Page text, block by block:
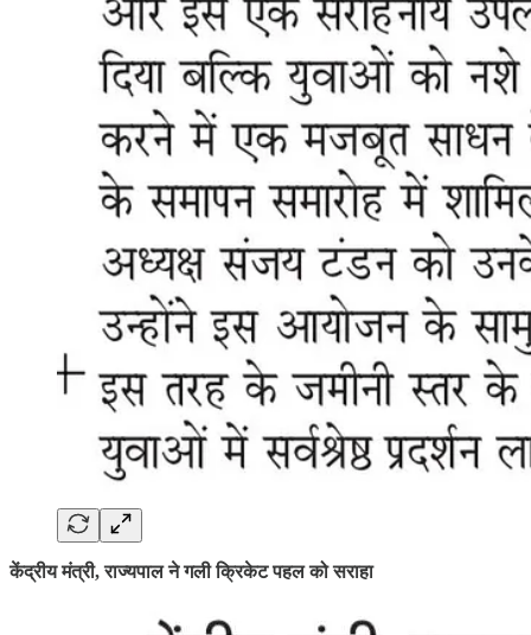
केंद्रीय मंत्री, राज्यपाल ने गली क्रिकेट पहल को सराहा